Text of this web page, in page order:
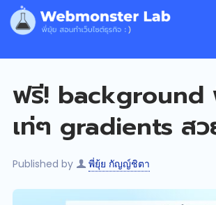
ฟรี!
เท่ๆ gradients ส
Published by พี่ยุ้ย กัญญ์ชิตา